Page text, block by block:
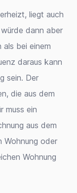
liegt auch
dann aber
als bei einem
daraus kann
sein. Der
die aus dem
muss ein
aus dem
Wohnung oder
Wohnung